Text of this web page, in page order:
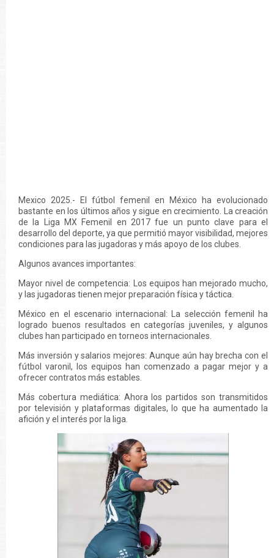
Mexico 2025.- El fútbol femenil en México ha evolucionado
bastante en los últimos años y sigue en crecimiento. La creación
de la Liga MX Femenil en 2017 fue un punto clave para el
desarrollo del deporte, ya que permitió mayor visibilidad, mejores
condiciones para las jugadoras y más apoyo de los clubes.
Algunos avances importantes:
Mayor nivel de competencia: Los equipos han mejorado mucho,
y las jugadoras tienen mejor preparación física y táctica.
México en el escenario internacional: La selección femenil ha
logrado buenos resultados en categorías juveniles, y algunos
clubes han participado en torneos internacionales.
Más inversión y salarios mejores: Aunque aún hay brecha con el
fútbol varonil, los equipos han comenzado a pagar mejor y a
ofrecer contratos más estables.
Más cobertura mediática: Ahora los partidos son transmitidos
por televisión y plataformas digitales, lo que ha aumentado la
afición y el interés por la liga.